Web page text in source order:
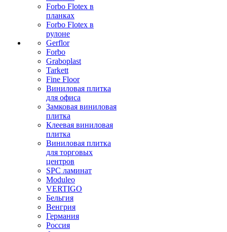
Forbo Flotex в
планках
Forbo Flotex в
рулоне
Gerflor
Forbo
Graboplast
Tarkett
Fine Floor
Виниловая плитка
для офиса
Замковая виниловая
плитка
Клеевая виниловая
плитка
Виниловая плитка
для торговых
центров
SPC ламинат
Moduleo
VERTIGO
Бельгия
Венгрия
Германия
Россия